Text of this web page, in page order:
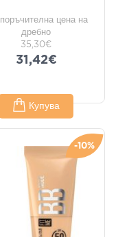
цена на
дребно
35,30€
31,42€
Купува
-10%